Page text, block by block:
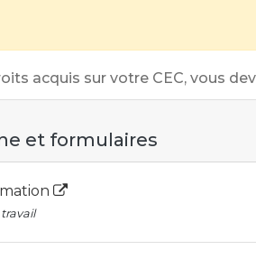
acquis sur votre CEC, vous
et formulaires